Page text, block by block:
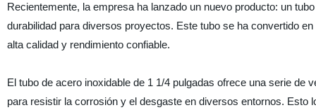
Recientemente, la empresa ha lanzado un nuevo producto: un
durabilidad para diversos proyectos. Este tubo se ha convertido
alta calidad y rendimiento confiable.
El tubo de acero inoxidable de 1 1/4 pulgadas ofrece una serie de
para resistir la corrosión y el desgaste en diversos entornos.